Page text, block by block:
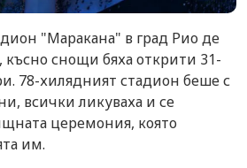
"Маракана" в град Рио де
снощи бяха открити 31-
78-хилядният стадион беше с
всички ликуваха и се
церемония, която
им.